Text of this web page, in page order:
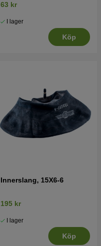
63 kr
I lager
Köp
Innerslang, 15X6-6
195 kr
I lager
Köp